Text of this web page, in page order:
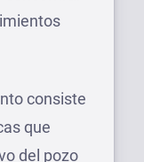
consiste
que
del pozo